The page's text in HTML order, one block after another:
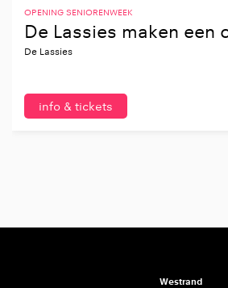
De Lassies maken een
De Lassies
OPENING SENIORENWEEK
info & tickets
Westrand